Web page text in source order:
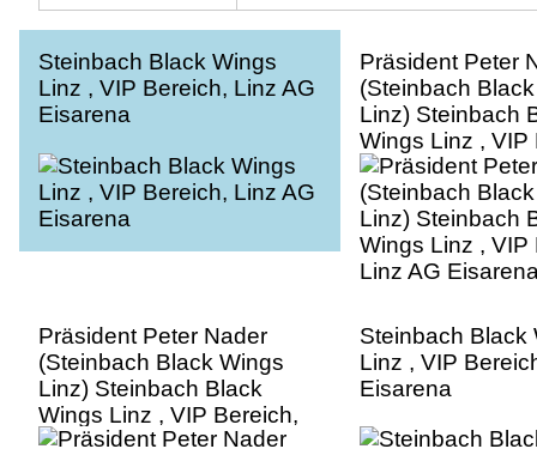
Steinbach Black Wings
Linz , VIP Bereich, Linz AG
Eisarena
Präsident Peter
(Steinbach
Linz) Steinbach
Wings Linz , VIP
Linz AG
Präsident Peter Nader
(Steinbach Black Wings
Linz) Steinbach Black
Wings Linz , VIP Bereich,
Linz AG Eisarena
Steinbach Black
Linz , VIP
Eisarena